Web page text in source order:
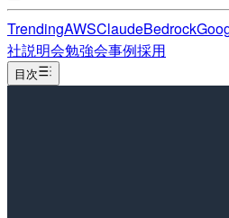
TrendingAWSClaudeBedrock
社説明会勉強会事例採用
目次